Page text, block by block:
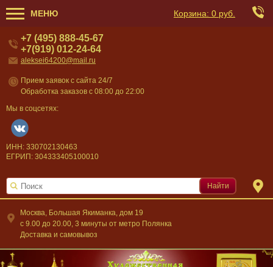
МЕНЮ Корзина: 0 руб.
Москва, Большая Якиманка, дом 19
c 9.00 до 20.00, 3 минуты от метро Полянка
Доставка и самовывоз
+7 (495) 888-45-67
+7(919) 012-24-64
aleksei64200@mail.ru
Прием заявок с сайта 24/7
Обработка заказов с 08:00 до 22:00
Мы в соцсетях:
ИНН: 330702130463
ЕГРИП: 304333405100010
Найти